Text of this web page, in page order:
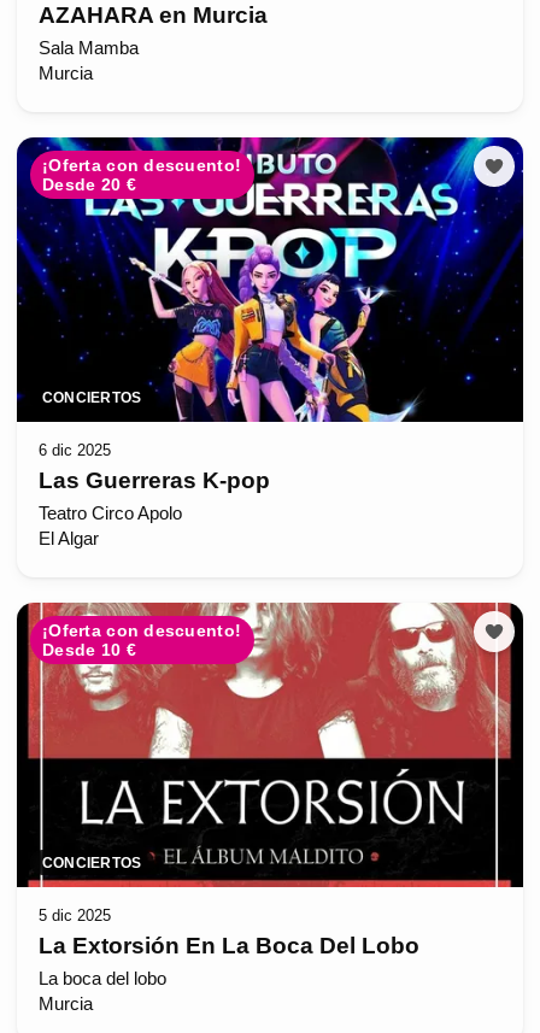
AZAHARA en Murcia
Sala Mamba
Murcia
¡Oferta con descuento!
Desde 20 €
CONCIERTOS
6 dic 2025
Las Guerreras K-pop
Teatro Circo Apolo
El Algar
¡Oferta con descuento!
Desde 10 €
CONCIERTOS
5 dic 2025
La Extorsión En La Boca Del Lobo
La boca del lobo
Murcia